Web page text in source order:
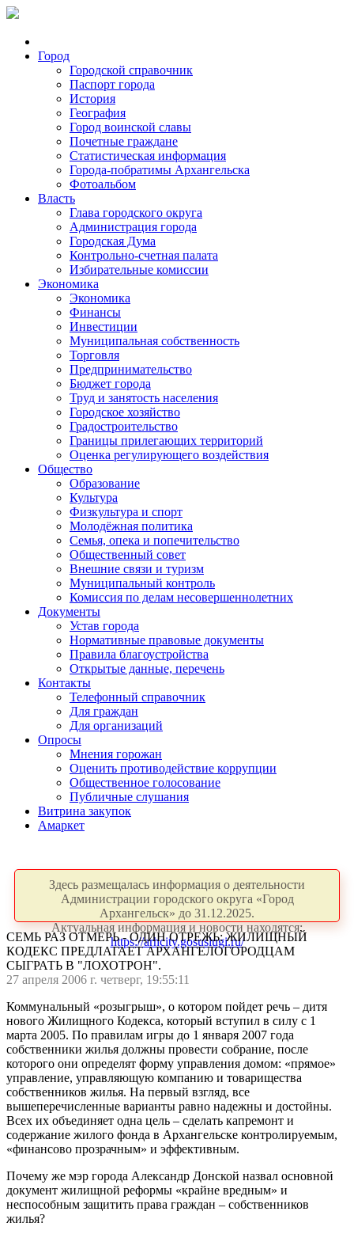
Город
Городской справочник
Паспорт города
История
География
Город воинской славы
Почетные граждане
Статистическая информация
Города-побратимы Архангельска
Фотоальбом
Власть
Глава городского округа
Администрация города
Городская Дума
Контрольно-счетная палата
Избирательные комиссии
Экономика
Экономика
Финансы
Инвестиции
Муниципальная собственность
Торговля
Предпринимательство
Бюджет города
Труд и занятость населения
Городское хозяйство
Градостроительство
Границы прилегающих территорий
Оценка регулирующего воздействия
Общество
Образование
Культура
Физкультура и спорт
Молодёжная политика
Семья, опека и попечительство
Общественный совет
Внешние связи и туризм
Муниципальный контроль
Комиссия по делам несовершеннолетних
Документы
Устав города
Нормативные правовые документы
Правила благоустройства
Открытые данные, перечень
Контакты
Телефонный справочник
Для граждан
Для организаций
Опросы
Мнения горожан
Оценить противодействие коррупции
Общественное голосование
Публичные слушания
Витрина закупок
Амаркет
Здесь размещалась информация о деятельности
Администрации городского округа «Город
Архангельск» до 31.12.2025.
Актуальная информация и новости находятся:
https://arhcity.gosuslugi.ru/
СЕМЬ РАЗ ОТМЕРЬ - ОДИН ОТРЕЖЬ: ЖИЛИЩНЫЙ
КОДЕКС ПРЕДЛАГАЕТ АРХАНГЕЛОГОРОДЦАМ
СЫГРАТЬ В "ЛОХОТРОН".
27 апреля 2006 г. четверг, 19:55:11
Коммунальный «розыгрыш», о котором пойдет речь – дитя
нового Жилищного Кодекса, который вступил в силу с 1
марта 2005. По правилам игры до 1 января 2007 года
собственники жилья должны провести собрание, после
которого они определят форму управления домом: «прямое»
управление, управляющую компанию и товарищества
собственников жилья. На первый взгляд, все
вышеперечисленные варианты равно надежны и достойны.
Всех их объединяет одна цель – сделать капремонт и
содержание жилого фонда в Архангельске контролируемым,
«финансово прозрачным» и эффективным.
Почему же мэр города Александр Донской назвал основной
документ жилищной реформы «крайне вредным» и
неспособным защитить права граждан – собственников
жилья?